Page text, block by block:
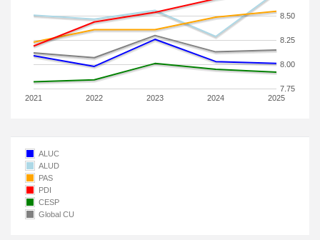
2021 2022 2023 2024 2025
7.75
8.00
8.25
8.50
ALUC
ALUD
PAS
PDI
CESP
Global CU